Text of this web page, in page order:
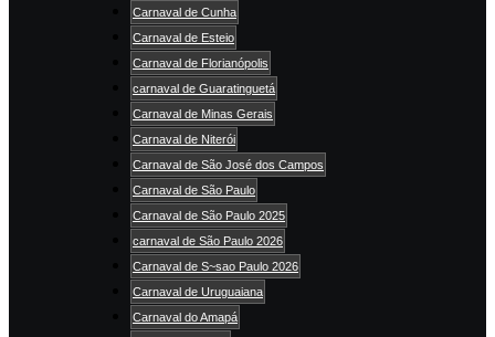
Carnaval de Cunha
Carnaval de Esteio
Carnaval de Florianópolis
carnaval de Guaratinguetá
Carnaval de Minas Gerais
Carnaval de Niterói
Carnaval de São José dos Campos
Carnaval de São Paulo
Carnaval de São Paulo 2025
carnaval de São Paulo 2026
Carnaval de S~sao Paulo 2026
Carnaval de Uruguaiana
Carnaval do Amapá